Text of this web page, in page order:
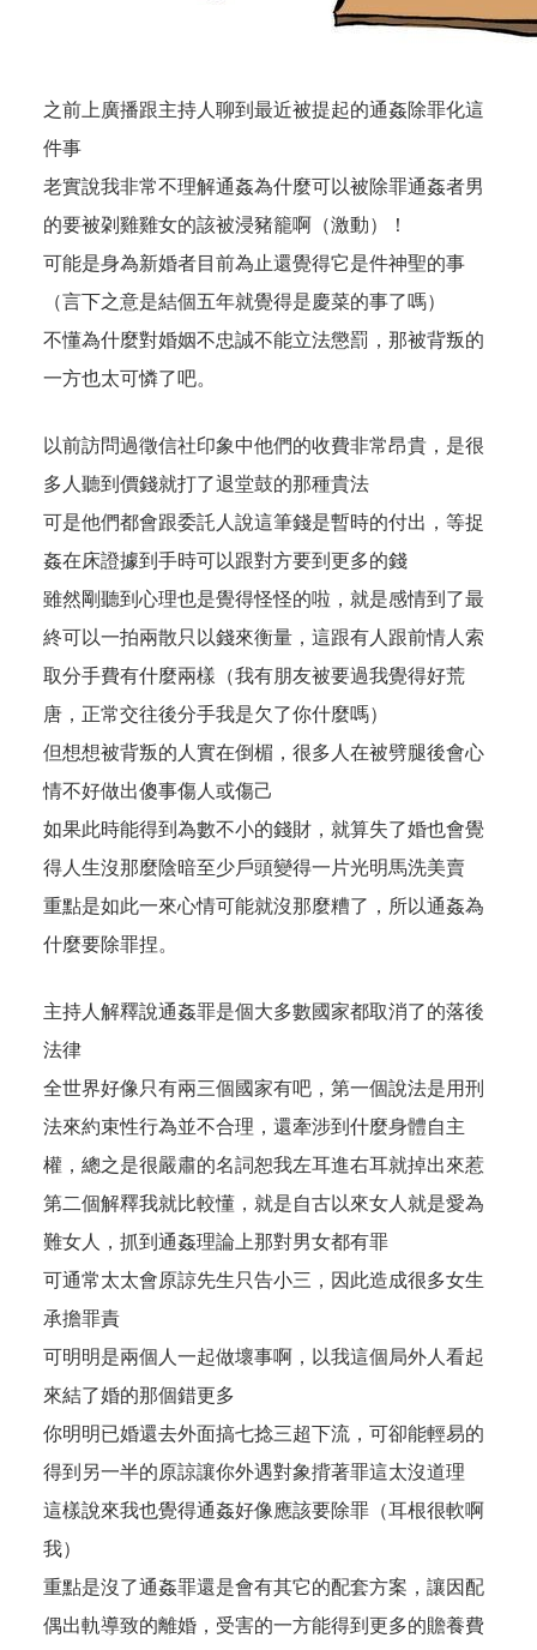
之前上廣播跟主持人聊到最近被提起的通姦除罪化這
件事
老實說我非常不理解通姦為什麼可以被除罪通姦者男
的要被刴雞雞女的該被浸豬籠啊（激動）！
可能是身為新婚者目前為止還覺得它是件神聖的事
（言下之意是結個五年就覺得是慶菜的事了嗎）
不懂為什麼對婚姻不忠誠不能立法懲罰，那被背叛的
一方也太可憐了吧。
以前訪問過徵信社印象中他們的收費非常昂貴，是很
多人聽到價錢就打了退堂鼓的那種貴法
可是他們都會跟委託人說這筆錢是暫時的付出，等捉
姦在床證據到手時可以跟對方要到更多的錢
雖然剛聽到心理也是覺得怪怪的啦，就是感情到了最
終可以一拍兩散只以錢來衡量，這跟有人跟前情人索
取分手費有什麼兩樣（我有朋友被要過我覺得好荒
唐，正常交往後分手我是欠了你什麼嗎）
但想想被背叛的人實在倒楣，很多人在被劈腿後會心
情不好做出傻事傷人或傷己
如果此時能得到為數不小的錢財，就算失了婚也會覺
得人生沒那麼陰暗至少戶頭變得一片光明馬洗美賣
重點是如此一來心情可能就沒那麼糟了，所以通姦為
什麼要除罪捏。
主持人解釋說通姦罪是個大多數國家都取消了的落後
法律
全世界好像只有兩三個國家有吧，第一個說法是用刑
法來約束性行為並不合理，還牽涉到什麼身體自主
權，總之是很嚴肅的名詞恕我左耳進右耳就掉出來惹
第二個解釋我就比較懂，就是自古以來女人就是愛為
難女人，抓到通姦理論上那對男女都有罪
可通常太太會原諒先生只告小三，因此造成很多女生
承擔罪責
可明明是兩個人一起做壞事啊，以我這個局外人看起
來結了婚的那個錯更多
你明明已婚還去外面搞七捻三超下流，可卻能輕易的
得到另一半的原諒讓你外遇對象揹著罪這太沒道理
這樣說來我也覺得通姦好像應該要除罪（耳根很軟啊
我）
重點是沒了通姦罪還是會有其它的配套方案，讓因配
偶出軌導致的離婚，受害的一方能得到更多的贍養費